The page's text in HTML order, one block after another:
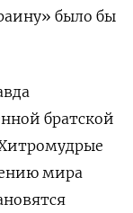
было бы
братской
мира